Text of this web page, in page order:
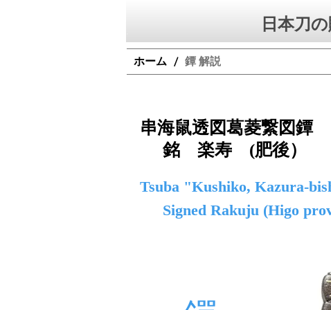
日本刀
ホーム / 鐔 解説
串海鼠透図葛菱繋図鐔
銘 楽寿 (肥後）
Tsuba "Kushiko, Kazura-
Signed Rakuju (Higo